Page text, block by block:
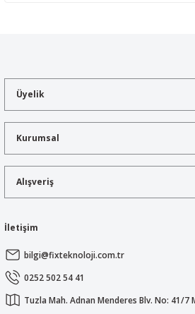
Ürün açıklamasında eksik bilgiler
Ürün bilgilerinde hatalar bulunuyor.
Bu ürüne benzer farklı alternatifler olmalı.
Üyelik
Kurumsal
Alışveriş
İletişim
bilgi@fixteknoloji.com.tr
0252 502 54 41
Tuzla Mah. Adnan Menderes Blv. No: 41/7